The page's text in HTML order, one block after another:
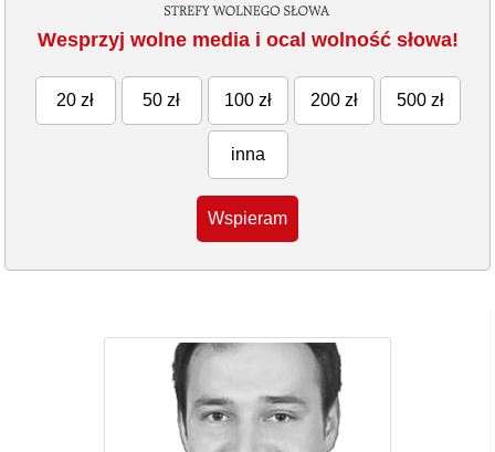
Wesprzyj wolne media i ocal wolność słowa!
20 zł 50 zł 100 zł 200 zł 500 zł
inna
Wspieram